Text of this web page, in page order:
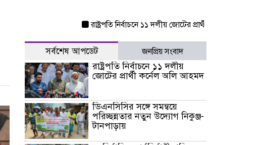
রাষ্ট্রপতি নির্বাচনে ১১ দলীয় জোটের প্রার্থী কর্নেল অলি আহমদ
সর্বশেষ আপডেট জনপ্রিয় সংবাদ
রাষ্ট্রপতি নির্বাচনে ১১ দলীয়
জোটের প্রার্থী কর্নেল অলি আহমদ
ডিএনসিসির সঙ্গে সমন্বয়ে
পরিচ্ছন্নতার নতুন উদ্যোগ নিকুঞ্জ-
টানপাড়ায়